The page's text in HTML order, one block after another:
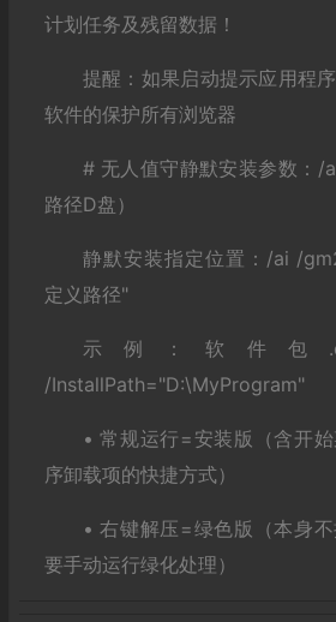
计划任务及残留数据！
提醒：如果启动提示应用程
软件的保护所有浏览器
# 无人值守静默安装参数：/
路径D盘）
静默安装指定位置：/ai /
定义路径"
示例：软件包
/InstallPath="D:\MyProgram"
• 常规运行=安装版（含开
序卸载项的快捷方式）
• 右键解压=绿色版（本身
要手动运行绿化处理）